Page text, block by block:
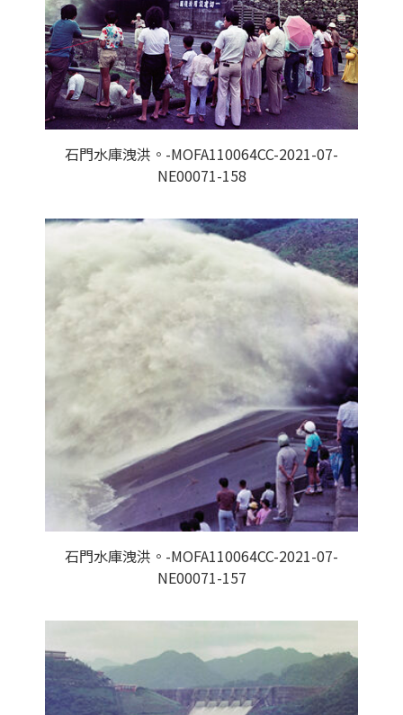
石門水庫洩洪。-MOFA110064CC-2021-07-
NE00071-158
石門水庫洩洪。-MOFA110064CC-2021-07-
NE00071-157